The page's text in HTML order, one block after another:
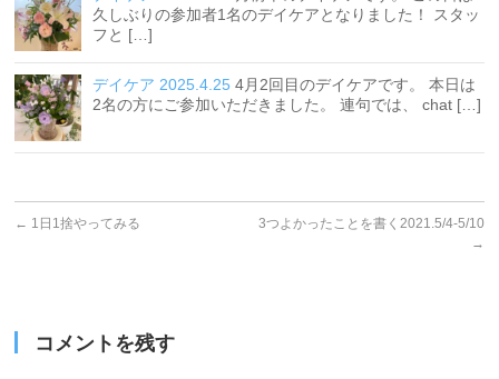
久しぶりの参加者1名のデイケアとなりました！ スタッ
フと […]
デイケア 2025.4.25 4月2回目のデイケアです。 本日は
2名の方にご参加いただきました。 連句では、 chat […]
← 1日1捨やってみる
3つよかったことを書く2021.5/4-5/10
→
コメントを残す